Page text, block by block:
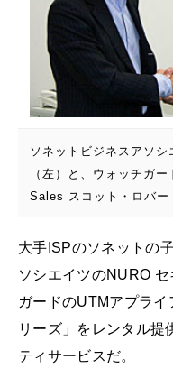
ソネットビジネスアソ
（左）と、ウォッチガ
Sales スコット・ロバー
大手ISPのソネットの
ソシエイツのNURO
ガードのUTMアプラ
リーズ」をレンタル提
ティサービスだ。